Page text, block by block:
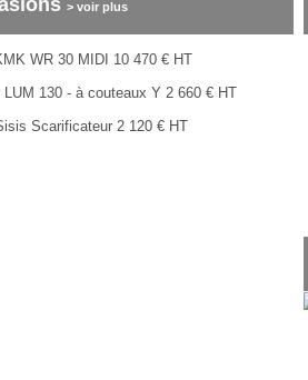
> voir plus
WR 30 MIDI 10 470 € HT
LUM 130 - à couteaux Y 2 660 € HT
Scarificateur 2 120 € HT